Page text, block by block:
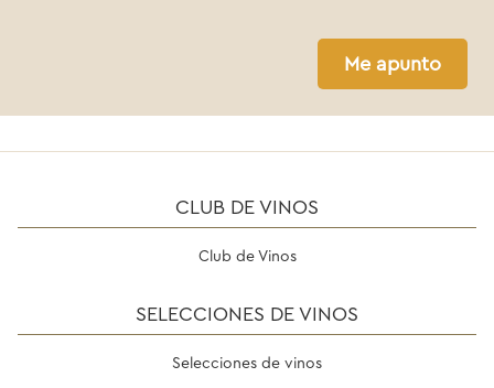
Me apunto
CLUB DE VINOS
Club de Vinos
SELECCIONES DE VINOS
Selecciones de vinos